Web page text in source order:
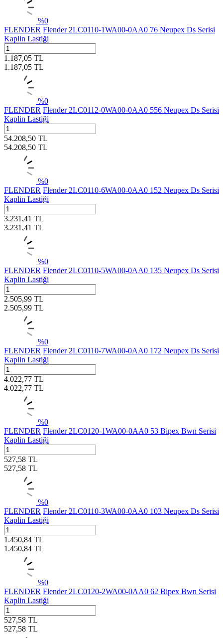
%0
FLENDER Flender 2LC0110-1WA00-0AA0 76 Neupex Ds Serisi
Kaplin Lastiği
1.187,05 TL
1.187,05 TL
%0
FLENDER Flender 2LC0112-0WA00-0AA0 556 Neupex Ds Serisi
Kaplin Lastiği
54.208,50 TL
54.208,50 TL
%0
FLENDER Flender 2LC0110-6WA00-0AA0 152 Neupex Ds Serisi
Kaplin Lastiği
3.231,41 TL
3.231,41 TL
%0
FLENDER Flender 2LC0110-5WA00-0AA0 135 Neupex Ds Serisi
Kaplin Lastiği
2.505,99 TL
2.505,99 TL
%0
FLENDER Flender 2LC0110-7WA00-0AA0 172 Neupex Ds Serisi
Kaplin Lastiği
4.022,77 TL
4.022,77 TL
%0
FLENDER Flender 2LC0120-1WA00-0AA0 53 Bipex Bwn Serisi
Kaplin Lastiği
527,58 TL
527,58 TL
%0
FLENDER Flender 2LC0110-3WA00-0AA0 103 Neupex Ds Serisi
Kaplin Lastiği
1.450,84 TL
1.450,84 TL
%0
FLENDER Flender 2LC0120-2WA00-0AA0 62 Bipex Bwn Serisi
Kaplin Lastiği
527,58 TL
527,58 TL